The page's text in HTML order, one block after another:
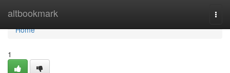
altbookmark
Home
Home
1